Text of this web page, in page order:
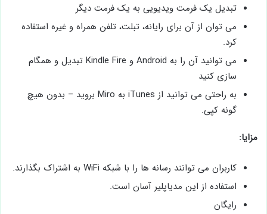
تبدیل یک فرمت ویدیویی به یک فرمت دیگر
می توان از آن برای رایانه، تبلت، تلفن همراه و غیره استفاده
کرد.
می توانید آن را به Android و Kindle Fire تبدیل و همگام
سازی کنید
به راحتی می توانید از iTunes به Miro بروید – بدون هیچ
گونه کپی.
مزایا:
کاربران می توانند رسانه ها را با شبکه WiFi به اشتراک بگذارند.
استفاده از این مدیاپلیر آسان است.
رایگان